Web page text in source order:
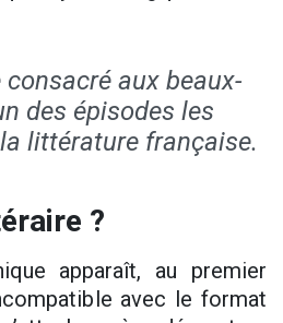
aux beaux-
des épisodes les
littérature française.
?
apparaît, au premier
avec le format